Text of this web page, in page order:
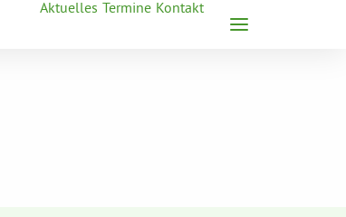
Aktuelles Termine Kontakt